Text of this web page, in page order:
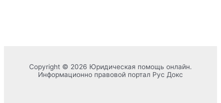
Copyright © 2026 Юридическая помощь онлайн.
Информационно правовой портал Рус Докс